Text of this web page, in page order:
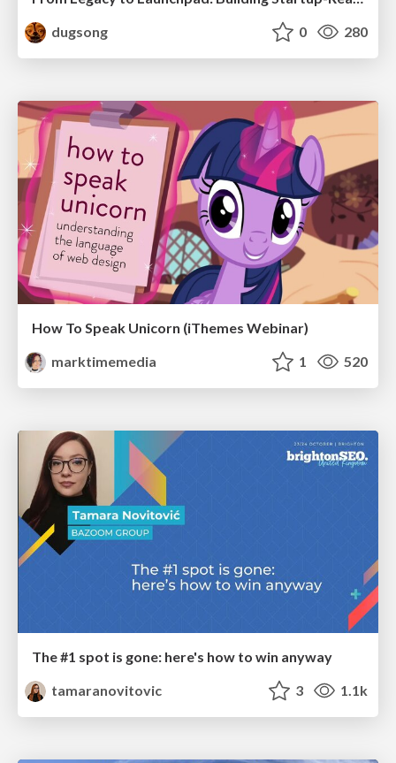
dugsong
0 280
How To Speak Unicorn (iThemes Webinar)
marktimemedia
1 520
The #1 spot is gone: here's how to win anyway
tamaranovitovic
3 1.1k